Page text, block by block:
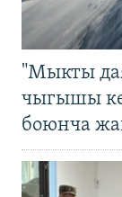
"Мыкты
чыгышы
боюнча